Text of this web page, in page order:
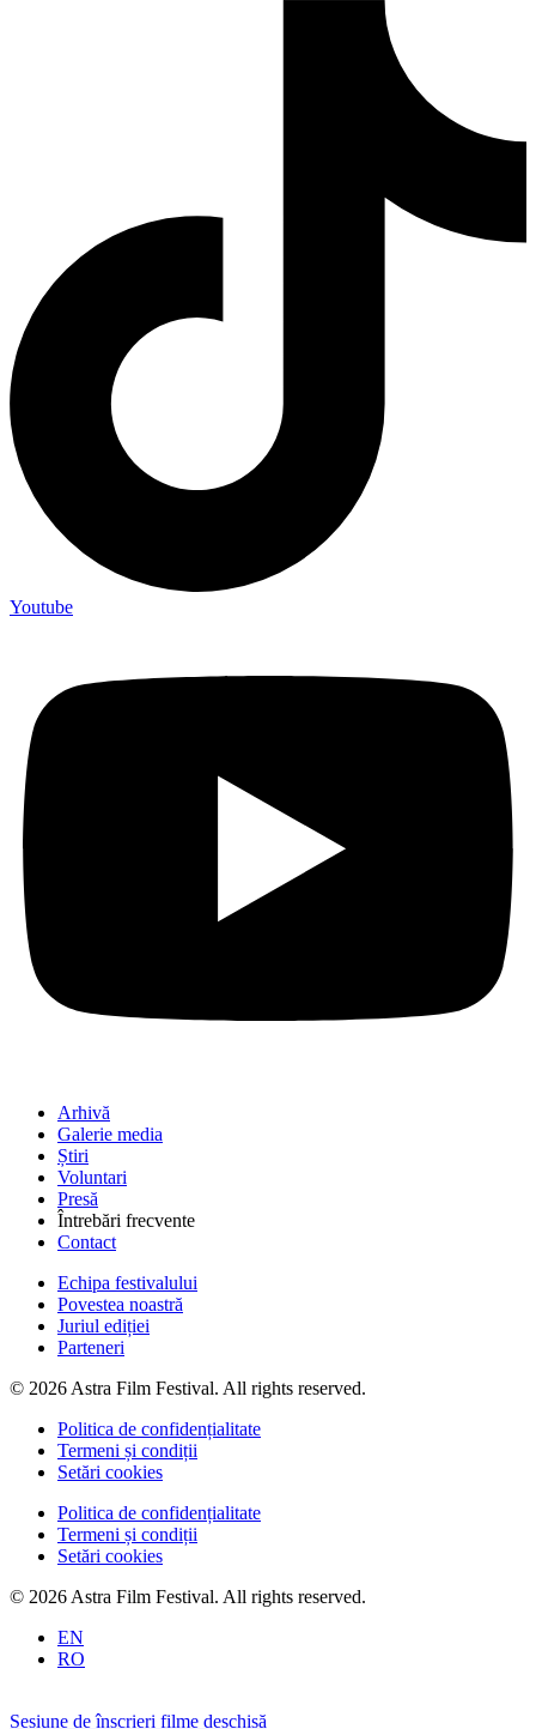
Youtube
Arhivă
Galerie media
Știri
Voluntari
Presă
Întrebări frecvente
Contact
Echipa festivalului
Povestea noastră
Juriul ediției
Parteneri
© 2026 Astra Film Festival. All rights reserved.
Politica de confidențialitate
Termeni și condiții
Setări cookies
Politica de confidențialitate
Termeni și condiții
Setări cookies
© 2026 Astra Film Festival. All rights reserved.
EN
RO
Sesiune de înscrieri filme deschisă